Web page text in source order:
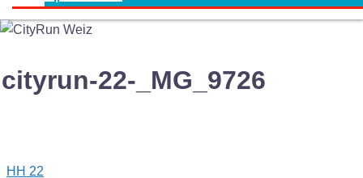
cityrun-22-_MG_9726
Post
HH 22